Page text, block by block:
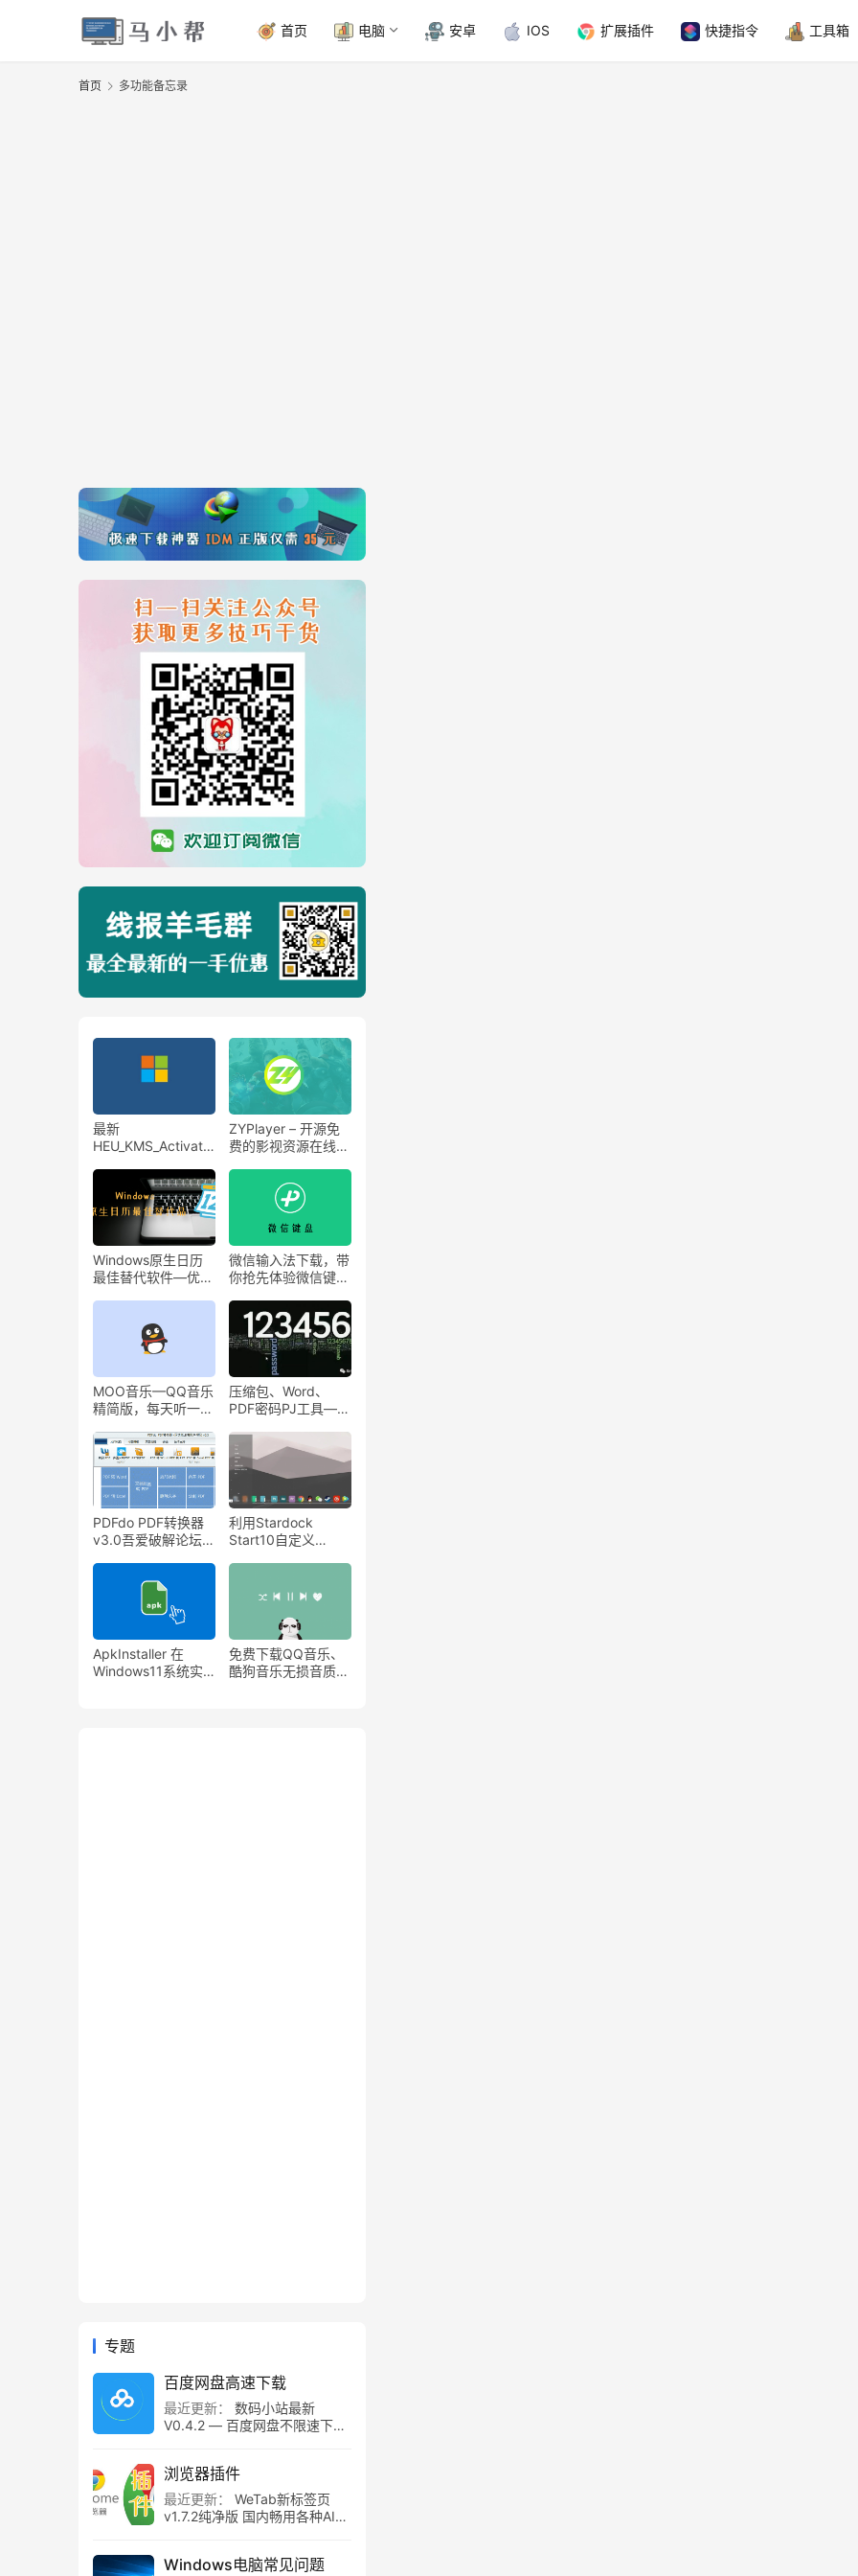
首页 电脑 安卓 IOS 扩展插件 快捷指令 工具箱
首页 多功能备忘录
最新
HEU_KMS_Activator
Windows11/10和
Office 永久激活工
具！同步更新
ZYPlayer – 开源免
费的影视资源在线播
Windows原生日历
最佳替代软件—优效
微信输入法下载，带
你抢先体验微信键盘
MOO音乐—QQ音乐
精简版，每天听一小
压缩包、Word、
PDF密码PJ工具—
PJ工具
PDFdo PDF转换器
v3.0吾爱破解论坛
密/页面处理/内容编
利用Stardock
Start10自定义
ApkInstaller 在
Windows11系统实
免费下载QQ音乐、
酷狗音乐无损音质音
专题
百度网盘高速下载
最近更新：
数码小站最新
V0.4.2 — 百度网盘不限速下载
浏览器插件
最近更新：
WeTab新标签页
v1.7.2纯净版 国内畅用各种AI组
Windows电脑常见问题